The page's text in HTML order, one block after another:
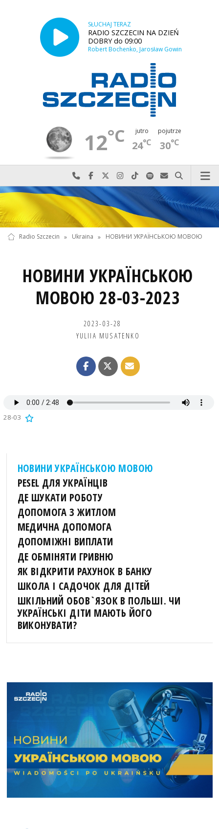
SŁUCHAJ TERAZ
RADIO SZCZECIN NA DZIEŃ
DOBRY do 09:00
Robert Bochenko, Jarosław Gowin
12°C jutro
24°C
pojutrze
30°C
Najlepiej po prostu do nas zadzwoń
Odwiedź nas na Facebook-u
Odwiedź nas na X
Odwiedź nas na Instagram-ie
Odwiedź nas na TikTok-u
Szukaj nas na Spotify
Wyślij do nas
Szukaj
Radio Szczecin » Ukraina » НОВИНИ УКРАЇНСЬКОЮ МОВОЮ
НОВИНИ УКРАЇНСЬКОЮ
МОВОЮ 28-03-2023
2023-03-28
YULIIA MUSATENKO
28-03
НОВИНИ УКРАЇНСЬКОЮ МОВОЮ
PESEL ДЛЯ УКРАЇНЦІВ
ДЕ ШУКАТИ РОБОТУ
ДОПОМОГА З ЖИТЛОМ
МЕДИЧНА ДОПОМОГА
ДОПОМІЖНІ ВИПЛАТИ
ДЕ ОБМІНЯТИ ГРИВНЮ
ЯК ВІДКРИТИ РАХУНОК В БАНКУ
ШКОЛА І САДОЧОК ДЛЯ ДІТЕЙ
ШКІЛЬНИЙ ОБОВ`ЯЗОК В ПОЛЬШІ. ЧИ
УКРАЇНСЬКІ ДІТИ МАЮТЬ ЙОГО
ВИКОНУВАТИ?